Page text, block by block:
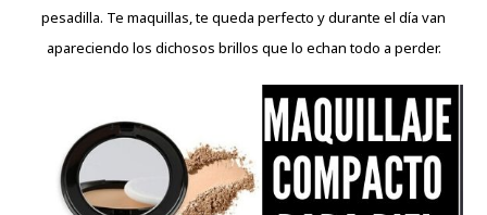
pesadilla. Te maquillas, te queda perfecto y durante el día van
apareciendo los dichosos brillos que lo echan todo a perder.